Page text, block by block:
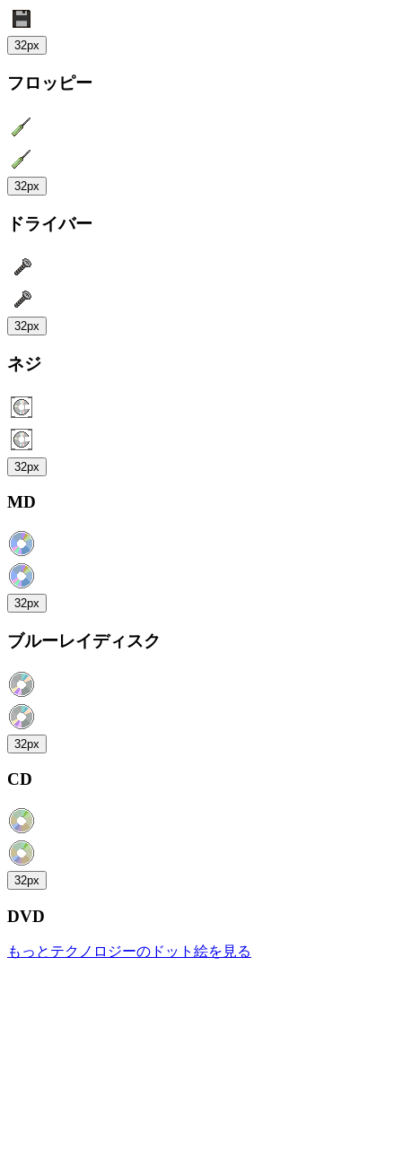
32px
フロッピー
32px
ドライバー
32px
ネジ
32px
MD
32px
ブルーレイディスク
32px
CD
32px
DVD
もっとテクノロジーのドット絵を見る